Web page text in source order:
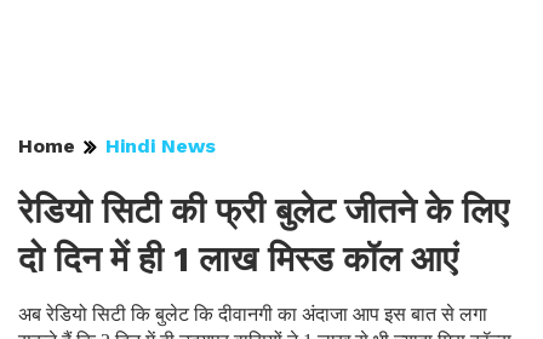
Home Hindi News
रेडियो सिटी की फ्री बुलेट जीतने के लिए
दो दिन में ही 1 लाख मिस्ड कॉल आएं
अब रेडियो सिटी कि बुलेट कि दीवानगी का अंदाजा आप इस बात से लगा